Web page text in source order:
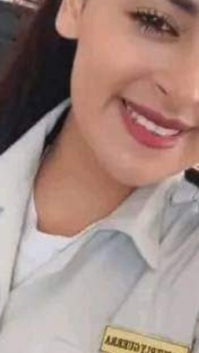
Trump impone
usado en